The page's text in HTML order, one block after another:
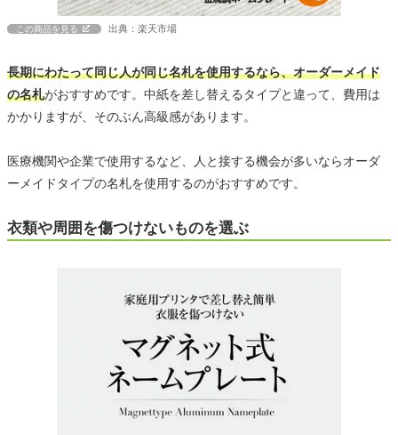
この商品を見る 出典：楽天市場
長期にわたって同じ人が同じ名札を使用するなら、オーダーメイド
の名札がおすすめです。中紙を差し替えるタイプと違って、費用は
かかりますが、そのぶん高級感があります。
医療機関や企業で使用するなど、人と接する機会が多いならオーダ
ーメイドタイプの名札を使用するのがおすすめです。
衣類や周囲を傷つけないものを選ぶ